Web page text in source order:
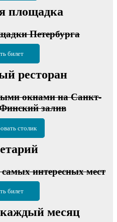
площадка
Петербурга
билет
ресторан
окнами на Санкт-
залив
столик
интересных мест
билет
месяц